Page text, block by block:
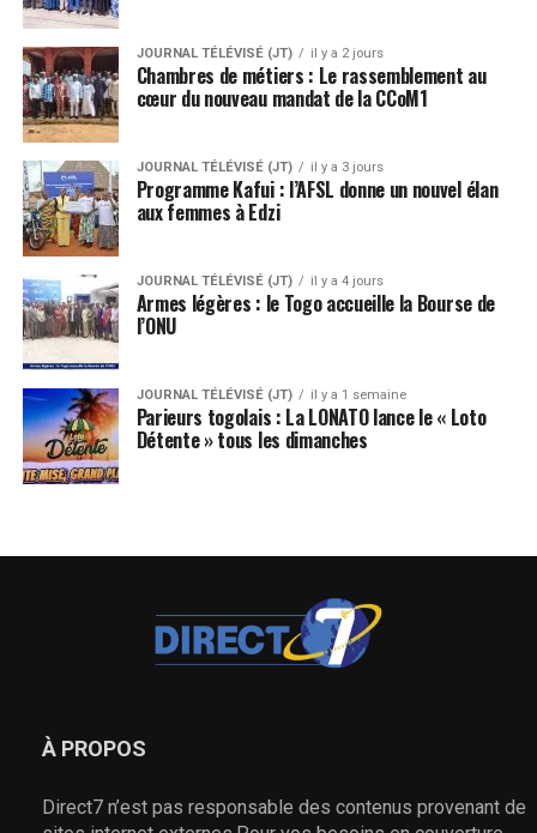
JOURNAL TÉLÉVISÉ (JT) il y a 2 jours
Chambres de métiers : Le rassemblement au
cœur du nouveau mandat de la CCoM1
JOURNAL TÉLÉVISÉ (JT) il y a 3 jours
Programme Kafui : l’AFSL donne un nouvel élan
aux femmes à Edzi
JOURNAL TÉLÉVISÉ (JT) il y a 4 jours
Armes légères : le Togo accueille la Bourse de
l’ONU
JOURNAL TÉLÉVISÉ (JT) il y a 1 semaine
Parieurs togolais : La LONATO lance le « Loto
Détente » tous les dimanches
À PROPOS
Direct7 n’est pas responsable des contenus provenant de